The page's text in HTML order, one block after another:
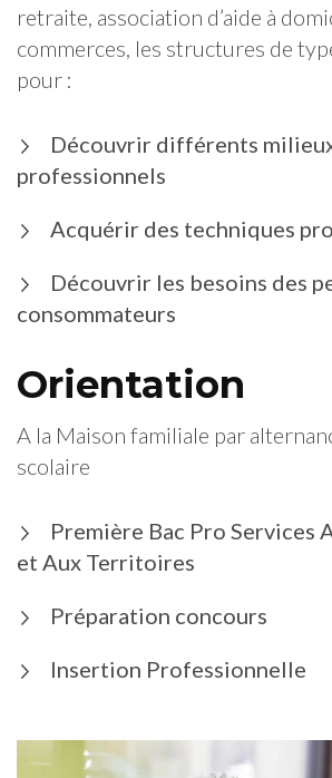
retraite, association d’aide à
commerces, les structures de
pour :
Découvrir différents
professionnels
Acquérir des techniques
Découvrir les besoins des
consommateurs
Orientation
A la Maison familiale par
scolaire
Première Bac Pro Services
et Aux Territoires
Préparation concours
Insertion Professionnelle